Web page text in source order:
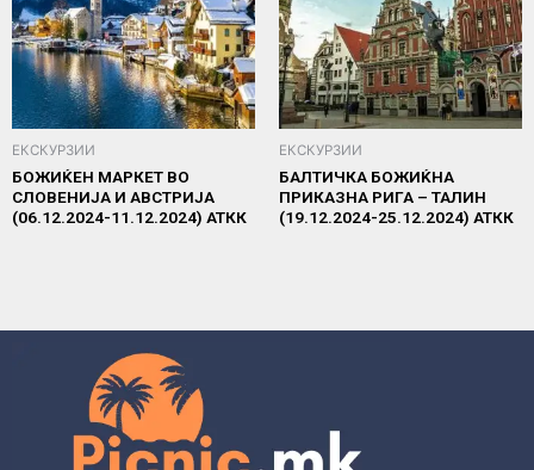
ЕКСКУРЗИИ
БОЖИЌЕН МАРКЕТ ВО
СЛОВЕНИЈА И АВСТРИЈА
(06.12.2024-11.12.2024) АТКК
ЕКСКУРЗИИ
БАЛТИЧКА БОЖИЌНА
ПРИКАЗНА РИГА – ТАЛИН
(19.12.2024-25.12.2024) АТКК